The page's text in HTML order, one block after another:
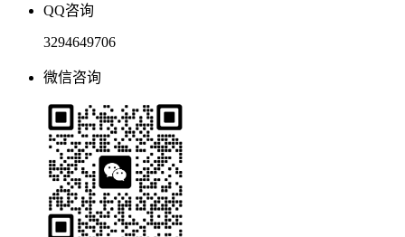
QQ咨询
3294649706
微信咨询